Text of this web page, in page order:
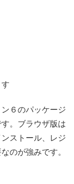
６のパッケージ
。ブラウザ版は
ストール、レジ
のが強みです。